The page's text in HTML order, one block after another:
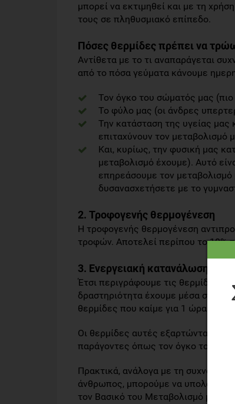
μπορεί να εκτιμηθεί και με τη
τους σε πληθυσμιακό επίπεδο.
Πόσες θερμίδες πρέπει να
Αντίθετα με το τι αναπαράγεται
από το πόσα γεύματα κάνουμε
Τον όγκο του σώματός μας
Το φύλο μας (οι άνδρες
Την κατάσταση της υγείας
επιταχύνουν τον μεταβολισμό
Και, κυρίως, την φυσική μας
μεταβολισμό έχουμε). Αυτό
επηρεάσουμε τον
δυσανασχετήσετε με το
2. Τροφογενής θερμογένεση
Η τροφογενής θερμογένεση
τροφών. Αποτελεί περίπου το 10%
3. Ενεργειακή κατανάλωση κατά
Έτσι περιγράφουμε τις θερμίδες
δραστηριότητα έχουμε μέσα στην
θερμίδες που καίμε για 1 ώρα
Οι θερμίδες αυτές εξαρτώνται από
παράγοντες όπως τον όγκο του
Πρακτικά, ανάλογα με τη
άνθρωπος, μπορούμε να
τον Βασικό του Μεταβολισμό με